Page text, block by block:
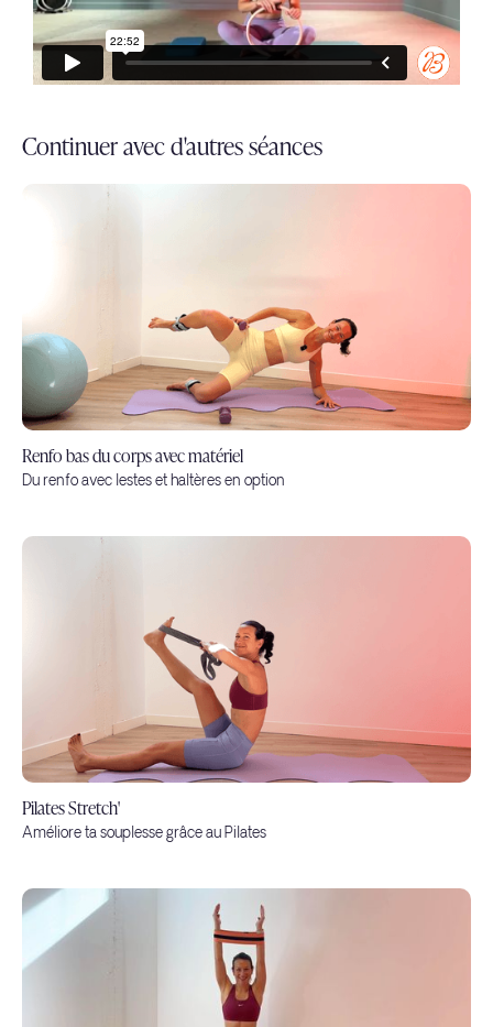
Continuer avec d'autres séances
Renfo bas du corps avec matériel
Du renfo avec lestes et haltères en option
Pilates Stretch'
Améliore ta souplesse grâce au Pilates